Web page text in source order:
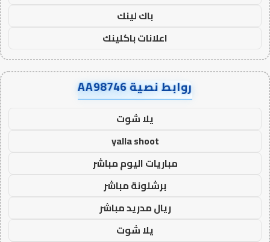
باك لينك
اعلانات باكلينك
روابط نصية AA98746
يلا شوت
yalla shoot
مباريات اليوم مباشر
برشلونة مباشر
ريال مدريد مباشر
يلا شوت